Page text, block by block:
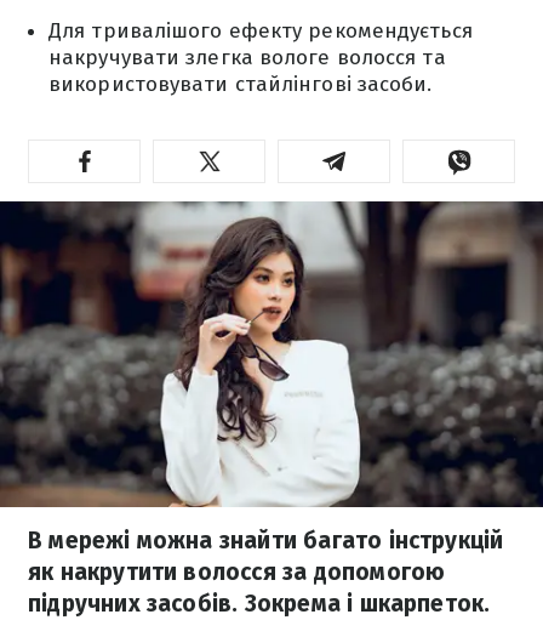
Для тривалішого ефекту рекомендується
накручувати злегка вологе волосся та
використовувати стайлінгові засоби.
В мережі можна знайти багато інструкцій
як накрутити волосся за допомогою
підручних засобів. Зокрема і шкарпеток.